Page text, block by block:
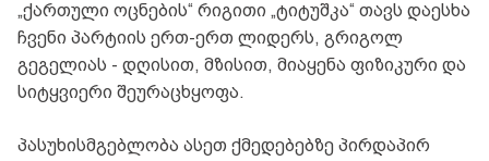
„ქართული ოცნების“ რიგითი „ტიტუშკა“ თავს დაესხა
ჩვენი პარტიის ერთ-ერთ ლიდერს, გრიგოლ
გეგელიას - დღისით, მზისით, მიაყენა ფიზიკური და
სიტყვიერი შეურაცხყოფა.
პასუხისმგებლობა ასეთ ქმედებებზე პირდაპირ